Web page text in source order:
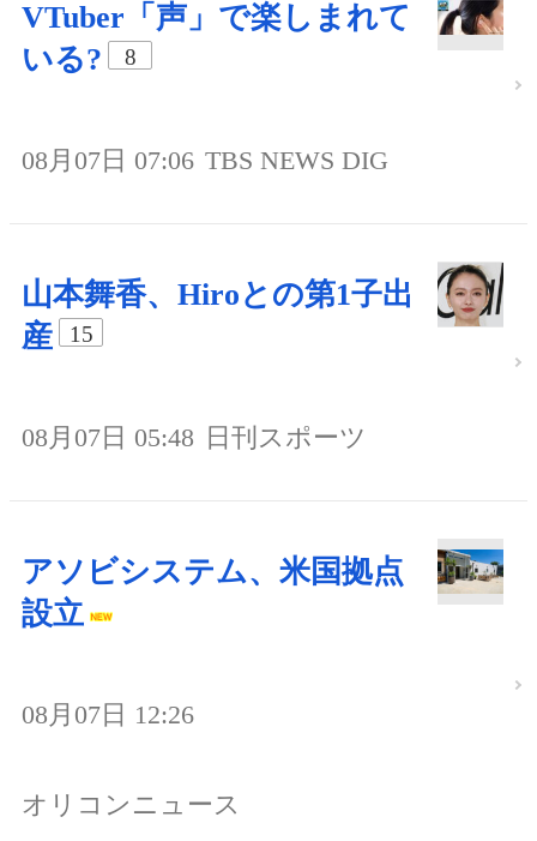
VTuber「声」で楽しまれて
いる?
8
08月07日 07:06 TBS NEWS DIG
山本舞香、Hiroとの第1子出
産
15
08月07日 05:48 日刊スポーツ
アソビシステム、米国拠点
設立
08月07日 12:26
オリコンニュース